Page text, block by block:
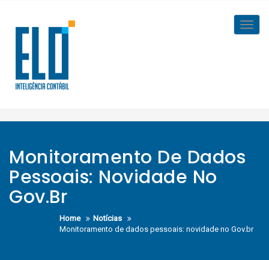
content
Monitoramento De Dados
Pessoais: Novidade No
Gov.br
Home
Notícias
Monitoramento de dados pessoais: novidade no Gov.br